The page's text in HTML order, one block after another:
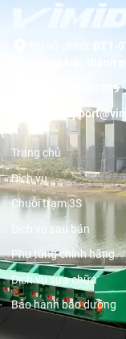
BT1-
Dương Nội, thành
19001089
Trang chủ
Dịch vụ
Chuỗi trạm 3S
Dịch vụ sau bán
Phụ tùng chính hãng
Dịch vụ sửa chữa
Bảo hành bảo dưỡng